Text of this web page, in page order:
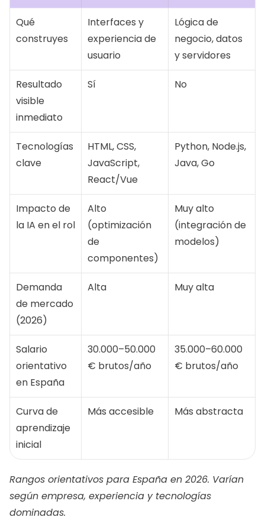
Qué
construyes
Interfaces y
experiencia de
usuario
Lógica de
negocio, datos
y servidores
Resultado
visible
inmediato
Sí No
Tecnologías
clave
HTML, CSS,
JavaScript,
React/Vue
Python, Node.js,
Java, Go
Impacto de
la IA en el rol
Alto
(optimización
de
componentes)
Muy alto
(integración de
modelos)
Demanda
de mercado
(2026)
Alta Muy alta
Salario
orientativo
en España
30.000–50.000
€ brutos/año
35.000–60.000
€ brutos/año
Curva de
aprendizaje
inicial
Más accesible Más abstracta
Rangos orientativos para España en 2026. Varían
según empresa, experiencia y tecnologías
dominadas.